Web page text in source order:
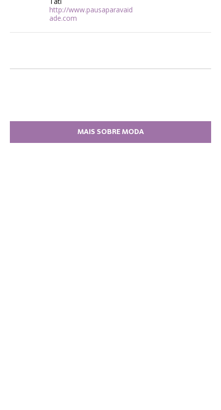
http://www.pausaparavaid
ade.com
MAIS SOBRE MODA